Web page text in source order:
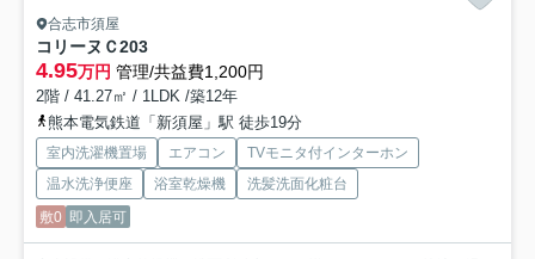
合志市須屋
コリーヌＣ203
4.95万円 管理/共益費1,200円
2階 / 41.27㎡ / 1LDK /築12年
熊本電気鉄道「新須屋」駅 徒歩19分
室内洗濯機置場 エアコン
TVモニタ付インターホン
温水洗浄便座
浴室乾燥機
洗髪洗面化粧台
敷0 即入居可